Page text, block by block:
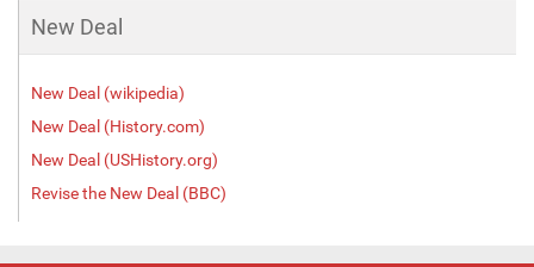
New Deal
New Deal (wikipedia)
New Deal (History.com)
New Deal (USHistory.org)
Revise the New Deal (BBC)